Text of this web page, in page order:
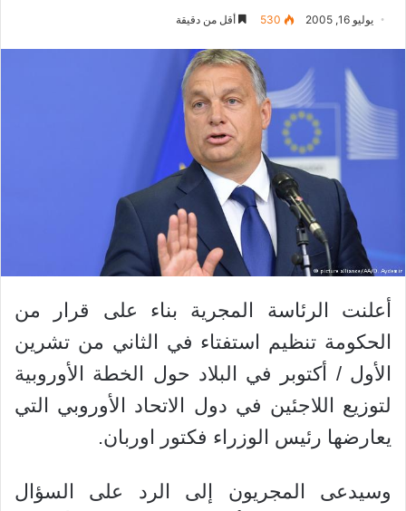
يوليو 16, 2005 530 أقل من دقيقة
أعلنت الرئاسة المجرية بناء على قرار من
الحكومة تنظيم استفتاء في الثاني من تشرين
الأول / أكتوبر في البلاد حول الخطة الأوروبية
لتوزيع اللاجئين في دول الاتحاد الأوروبي التي
يعارضها رئيس الوزراء فكتور اوربان.
وسيدعى المجريون إلى الرد على السؤال